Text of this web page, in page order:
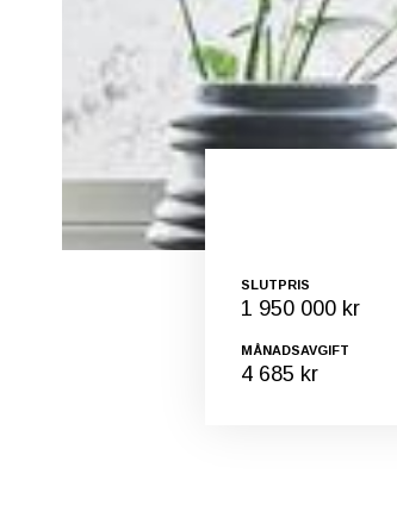
SLUTPRIS
1 950 000 kr
MÅNADSAVGIFT
4 685 kr